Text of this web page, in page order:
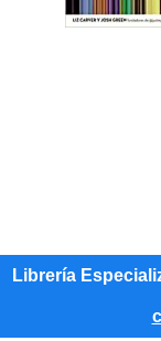
Librería